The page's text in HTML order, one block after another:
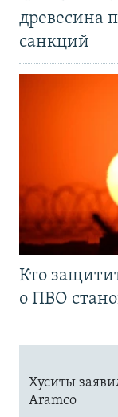
древесина
санкций
Кто
о ПВО